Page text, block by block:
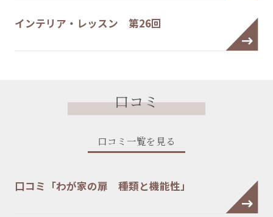
インテリア・レッスン 第26回
口コミ
口コミ一覧を見る
口コミ「わが家の扉 種類と機能性」